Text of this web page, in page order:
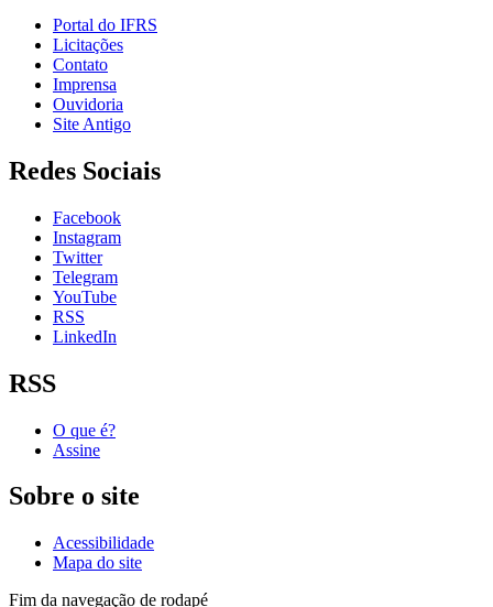
Portal do IFRS
Licitações
Contato
Imprensa
Ouvidoria
Site Antigo
Redes Sociais
Facebook
Instagram
Twitter
Telegram
YouTube
RSS
LinkedIn
RSS
O que é?
Assine
Sobre o site
Acessibilidade
Mapa do site
Fim da navegação de rodapé